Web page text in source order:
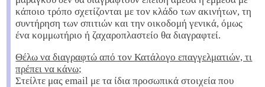
κάποιο τρόπο σχετίζονται με τον κλάδο των ακινήτων, τη
συντήρηση των σπιτιών και την οικοδομή γενικά, όμως
ένα κομμωτήριο ή ζαχαροπλαστείο θα διαγραφτεί.
Θέλω να διαγραφτώ από τον Κατάλογο επαγγελματιών, τι
πρέπει να κάνω;
Στείλτε μας email με τα ίδια προσωπικά στοιχεία που